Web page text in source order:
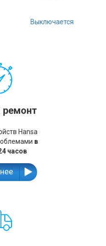
Выключается
Hansa
в
часов